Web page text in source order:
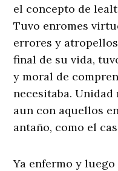
el concepto de
Tuvo enromes
errores y
final de su vida,
y moral de
necesitaba.
aun con aquellos
antaño, como el
Ya enfermo y